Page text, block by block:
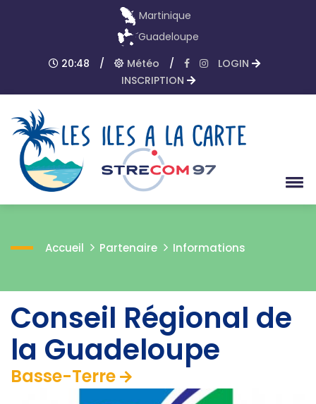
Martinique
Guadeloupe
20:48
/ Météo /
LOGIN
INSCRIPTION
Accueil Partenaire Informations
Conseil Régional de
la Guadeloupe
Basse-Terre